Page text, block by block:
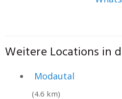
Weitere Locations in
Modautal
(4.6 km)